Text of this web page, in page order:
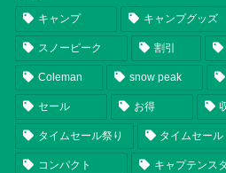
キャンプ キャンプグッズ
スノーピーク 割引
Coleman snow peak
セール お得
タイムセール祭り タイムセール
コンパクト キャプテンス